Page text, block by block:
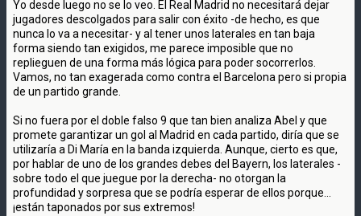
Yo desde luego no se lo veo. El Real Madrid no necesitará dejar
jugadores descolgados para salir con éxito -de hecho, es que
nunca lo va a necesitar- y al tener unos laterales en tan baja
forma siendo tan exigidos, me parece imposible que no
replieguen de una forma más lógica para poder socorrerlos.
Vamos, no tan exagerada como contra el Barcelona pero si propia
de un partido grande.
Si no fuera por el doble falso 9 que tan bien analiza Abel y que
promete garantizar un gol al Madrid en cada partido, diría que se
utilizaría a Di María en la banda izquierda. Aunque, cierto es que,
por hablar de uno de los grandes debes del Bayern, los laterales -
sobre todo el que juegue por la derecha- no otorgan la
profundidad y sorpresa que se podría esperar de ellos porque...
¡están taponados por sus extremos!